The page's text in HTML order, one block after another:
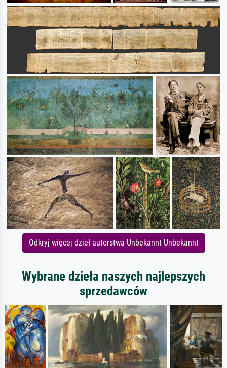
Odkryj więcej dzieł autorstwa Unbekannt Unbekannt
Wybrane dzieła naszych najlepszych
sprzedawców